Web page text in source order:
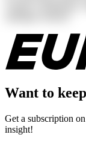
Want to
Get a subscription on
insight!